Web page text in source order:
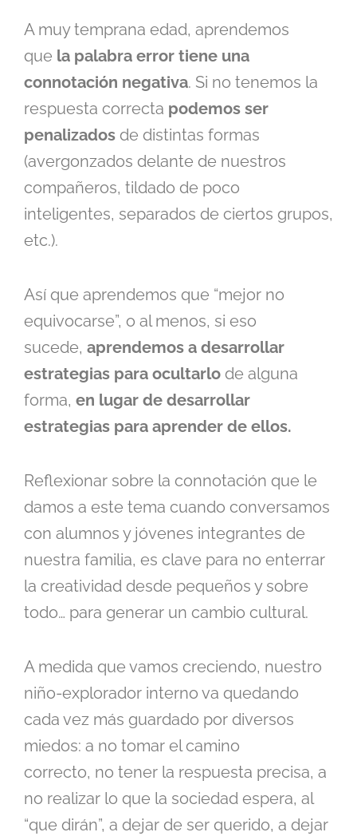
A muy temprana edad, aprendemos
que la palabra error tiene una
connotación negativa. Si no tenemos la
respuesta correcta podemos ser
penalizados de distintas formas
(avergonzados delante de nuestros
compañeros, tildado de poco
inteligentes, separados de ciertos grupos,
etc.).
Así que aprendemos que “mejor no
equivocarse”, o al menos, si eso
sucede, aprendemos a desarrollar
estrategias para ocultarlo de alguna
forma, en lugar de desarrollar
estrategias para aprender de ellos.
Reflexionar sobre la connotación que le
damos a este tema cuando conversamos
con alumnos y jóvenes integrantes de
nuestra familia, es clave para no enterrar
la creatividad desde pequeños y sobre
todo… para generar un cambio cultural.
A medida que vamos creciendo, nuestro
niño-explorador interno va quedando
cada vez más guardado por diversos
miedos: a no tomar el camino
correcto, no tener la respuesta precisa, a
no realizar lo que la sociedad espera, al
“que dirán”, a dejar de ser querido, a dejar